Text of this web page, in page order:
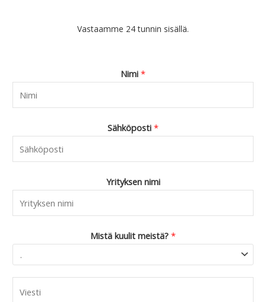
Vastaamme 24 tunnin sisällä.
Nimi *
Sähköposti *
Yrityksen nimi
Mistä kuulit meistä? *